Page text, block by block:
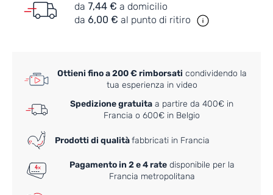
da 7,44 € a domicilio
da 6,00 € al punto di ritiro
Ottieni fino a 200 € rimborsati condividendo la
tua esperienza in video
Spedizione gratuita a partire da 400€ in
Francia o 600€ in Belgio
Prodotti di qualitàfabbricati in Francia
Pagamento in 2 e 4 ratedisponibile per la
Francia metropolitana